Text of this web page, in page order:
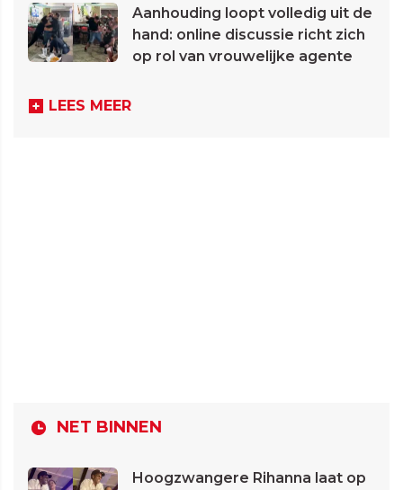
Aanhouding loopt volledig uit de
hand: online discussie richt zich
op rol van vrouwelijke agente
LEES MEER
NET BINNEN
Hoogzwangere Rihanna laat op